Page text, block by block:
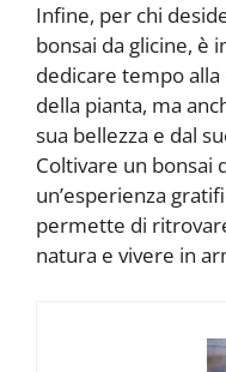
Infine, per chi
bonsai da glicine, è
dedicare tempo
della pianta, ma
sua bellezza e dal
Coltivare un bonsai
un’esperienza
permette di
natura e vivere in